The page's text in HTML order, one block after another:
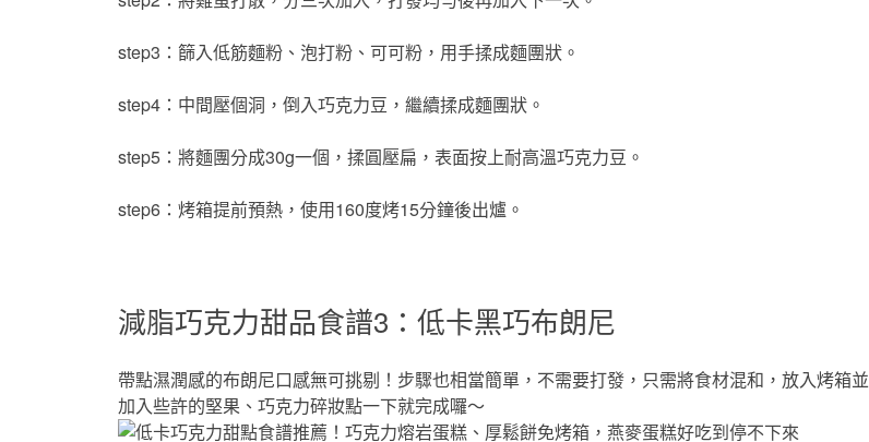
step3：篩入低筋麵粉、泡打粉、可可粉，用手揉成麵團狀。
step4：中間壓個洞，倒入巧克力豆，繼續揉成麵團狀。
step5：將麵團分成30g一個，揉圓壓扁，表面按上耐高溫巧克力豆。
step6：烤箱提前預熱，使用160度烤15分鐘後出爐。
減脂巧克力甜品食譜3：低卡黑巧布朗尼
帶點濕潤感的布朗尼口感無可挑剔！步驟也相當簡單，不需要打發，只需將食材混和，放入烤箱並
加入些許的堅果、巧克力碎妝點一下就完成囉～